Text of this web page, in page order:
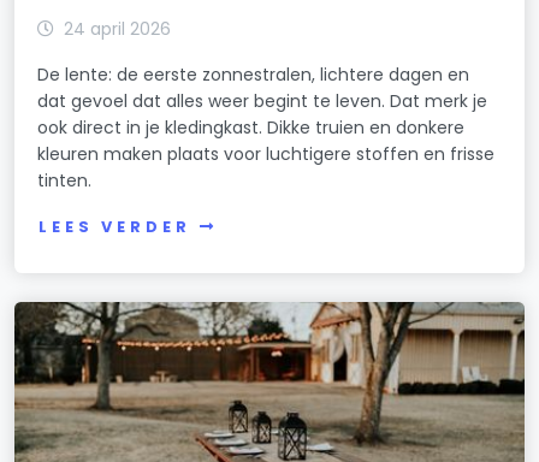
24 april 2026
De lente: de eerste zonnestralen, lichtere dagen en
dat gevoel dat alles weer begint te leven. Dat merk je
ook direct in je kledingkast. Dikke truien en donkere
kleuren maken plaats voor luchtigere stoffen en frisse
tinten.
LEES VERDER